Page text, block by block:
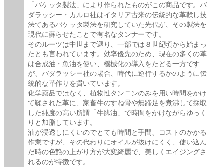
「バケッタ製法」により作られたものがこの商品です。バ
ダラッシー・カルロ社はイタリア古来の伝統的な革鞣し技
法であるバケッタ製法を研究していた先代が、その製法を
現代に蘇らせたことで有名なタンナーです。
そのルーツは中世まで遡り、一部では８世紀頃から始まっ
たとも言われています。効率優先のため、現在の多くの革
は合成油・魚油を使い、機械化の導入をたどる一方です
が、バダラッシー社の場合、時代に逆行するかのように伝
統的な革作りを貫いています。
化学薬品ではなく、植物性タンニンのみを用い時間をかけ
て鞣された革に、家畜牛のすね骨や無蹄足を煮沸して採取
した純度の高い所謂「牛脚油」で時間をかけながらゆっく
りと加脂しています。
油が浸透しにくいのでとても時間と手間、コストのかかる
作業ですが、その代わりにオイルが抜けにくく、使い込ん
だ時の色艶の上がり方が大変綺麗で、美しくエイジングさ
れるのが特徴です。